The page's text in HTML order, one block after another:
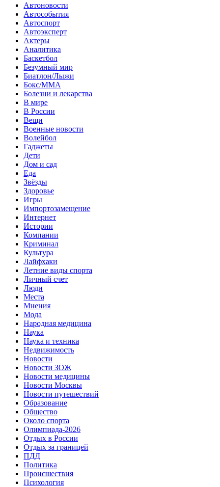
Автоновости
Автособытия
Автоспорт
Автоэксперт
Актеры
Аналитика
Баскетбол
Безумный мир
Биатлон/Лыжи
Бокс/MMA
Болезни и лекарства
В мире
В России
Вещи
Военные новости
Волейбол
Гаджеты
Дети
Дом и сад
Еда
Звёзды
Здоровье
Игры
Импортозамещение
Интернет
Истории
Компании
Криминал
Культура
Лайфхаки
Летние виды спорта
Личный счет
Люди
Места
Мнения
Мода
Народная медицина
Наука
Наука и техника
Недвижимость
Новости
Новости ЗОЖ
Новости медицины
Новости Москвы
Новости путешествий
Образование
Общество
Около спорта
Олимпиада-2026
Отдых в России
Отдых за границей
ПДД
Политика
Происшествия
Психология